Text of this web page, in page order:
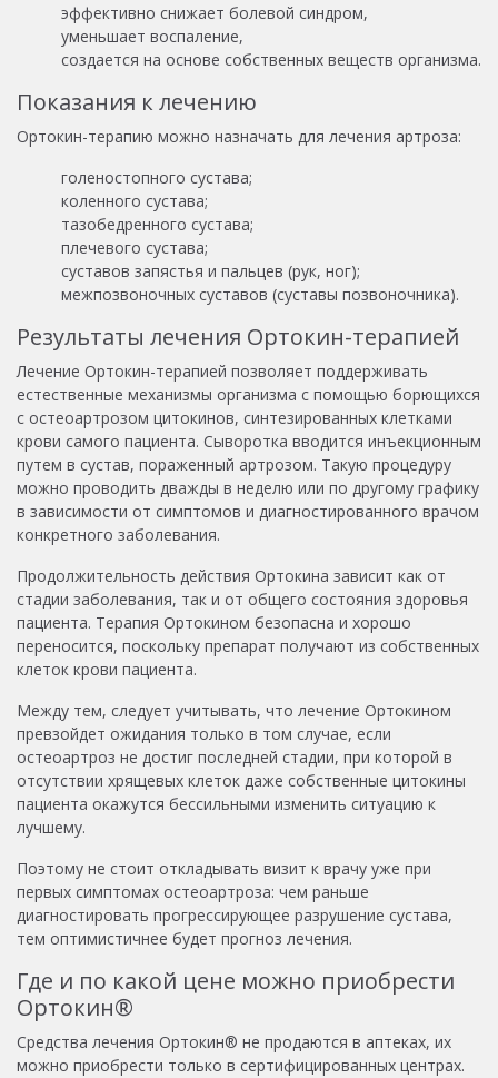
эффективно снижает болевой синдром,
уменьшает воспаление,
создается на основе собственных веществ организма.
Показания к лечению
Ортокин-терапию можно назначать для лечения артроза:
голеностопного сустава;
коленного сустава;
тазобедренного сустава;
плечевого сустава;
суставов запястья и пальцев (рук, ног);
межпозвоночных суставов (суставы позвоночника).
Результаты лечения Ортокин-терапией
Лечение Ортокин-терапией позволяет поддерживать
естественные механизмы организма с помощью борющихся
с остеоартрозом цитокинов, синтезированных клетками
крови самого пациента. Сыворотка вводится инъекционным
путем в сустав, пораженный артрозом. Такую процедуру
можно проводить дважды в неделю или по другому графику
в зависимости от симптомов и диагностированного врачом
конкретного заболевания.
Продолжительность действия Ортокина зависит как от
стадии заболевания, так и от общего состояния здоровья
пациента. Терапия Ортокином безопасна и хорошо
переносится, поскольку препарат получают из собственных
клеток крови пациента.
Между тем, следует учитывать, что лечение Ортокином
превзойдет ожидания только в том случае, если
остеоартроз не достиг последней стадии, при которой в
отсутствии хрящевых клеток даже собственные цитокины
пациента окажутся бессильными изменить ситуацию к
лучшему.
Поэтому не стоит откладывать визит к врачу уже при
первых симптомах остеоартроза: чем раньше
диагностировать прогрессирующее разрушение сустава,
тем оптимистичнее будет прогноз лечения.
Где и по какой цене можно приобрести
Ортокин®
Средства лечения Ортокин® не продаются в аптеках, их
можно приобрести только в сертифицированных центрах.